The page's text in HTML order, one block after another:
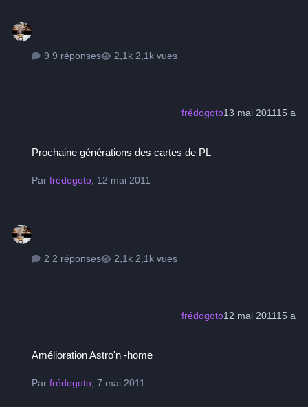
9 réponses 2,1k vues
frédogoto13 mai 201115 a
Prochaine générations des cartes de PL
Parfrédogoto 12 mai 2011
2 réponses 2,1k vues
frédogoto12 mai 201115 a
Amélioration Astro'n -home
Parfrédogoto ,7 mai 2011